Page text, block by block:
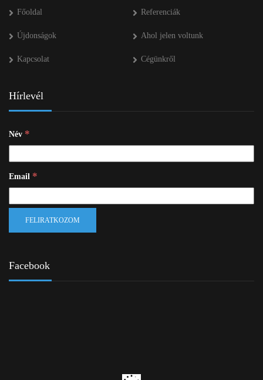
Főoldal Referenciák
Újdonságok Ahol jelen voltunk
Kapcsolat Cégünkről
Hírlevél
Név *
Email *
Facebook